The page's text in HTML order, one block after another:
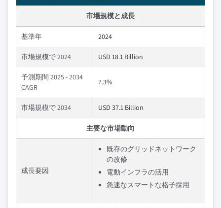
市場規模と成長
基準年 2024
市場規模で 2024 USD 18.1 Billion
予測期間 2025 - 2034
CAGR
7.3%
市場規模で 2034 USD 37.1 Billion
主要な市場動向
成長要因
既存のグリッドネットワーク
の改修
電動インフラの活用
急速なスマートな格子採用